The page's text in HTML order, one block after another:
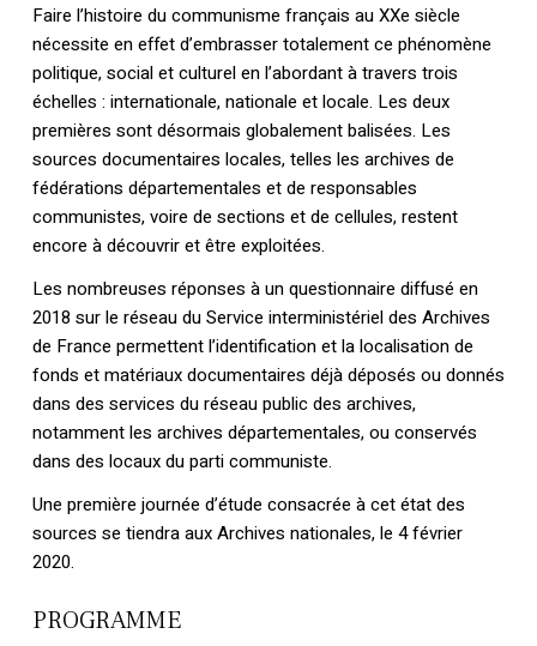
Faire l’histoire du communisme français au XXe siècle
nécessite en effet d’embrasser totalement ce phénomène
politique, social et culturel en l’abordant à travers trois
échelles : internationale, nationale et locale. Les deux
premières sont désormais globalement balisées. Les
sources documentaires locales, telles les archives de
fédérations départementales et de responsables
communistes, voire de sections et de cellules, restent
encore à découvrir et être exploitées.
Les nombreuses réponses à un questionnaire diffusé en
2018 sur le réseau du Service interministériel des Archives
de France permettent l’identification et la localisation de
fonds et matériaux documentaires déjà déposés ou donnés
dans des services du réseau public des archives,
notamment les archives départementales, ou conservés
dans des locaux du parti communiste.
Une première journée d’étude consacrée à cet état des
sources se tiendra aux Archives nationales, le 4 février
2020.
PROGRAMME